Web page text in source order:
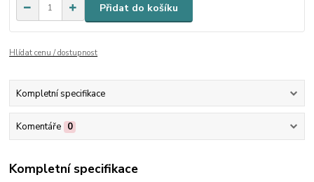
Přidat do košíku
Hlídat cenu / dostupnost
Kompletní specifikace
Komentáře 0
Kompletní specifikace